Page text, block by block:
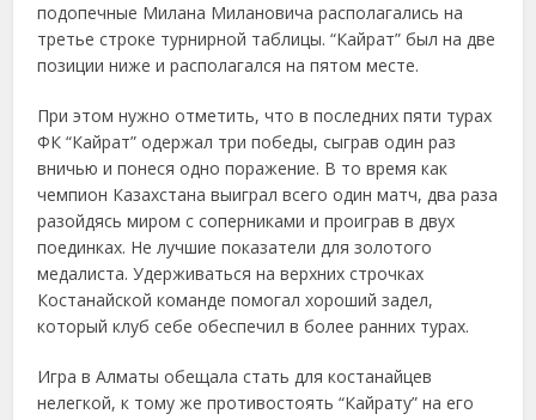
подопечные Милана Милановича располагались на
третье строке турнирной таблицы. “Кайрат” был на две
позиции ниже и располагался на пятом месте.
При этом нужно отметить, что в последних пяти турах
ФК “Кайрат” одержал три победы, сыграв один раз
вничью и понеся одно поражение. В то время как
чемпион Казахстана выиграл всего один матч, два раза
разойдясь миром с соперниками и проиграв в двух
поединках. Не лучшие показатели для золотого
медалиста. Удерживаться на верхних строчках
Костанайской команде помогал хороший задел,
который клуб себе обеспечил в более ранних турах.
Игра в Алматы обещала стать для костанайцев
нелегкой, к тому же противостоять “Кайрату” на его